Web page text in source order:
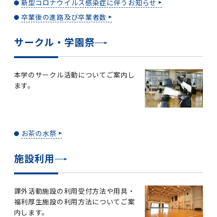
新型コロナウイルス感染症に伴うお知らせ
卒業後の進路及び卒業者数
サークル・学園祭
本学のサークル活動についてご案内し
ます。
お茶の水祭
施設利用
課外活動施設の利用受付方法や用具・
福利厚生施設の利用方法についてご案
内します。